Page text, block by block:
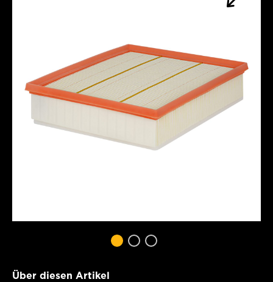
Über diesen Artikel